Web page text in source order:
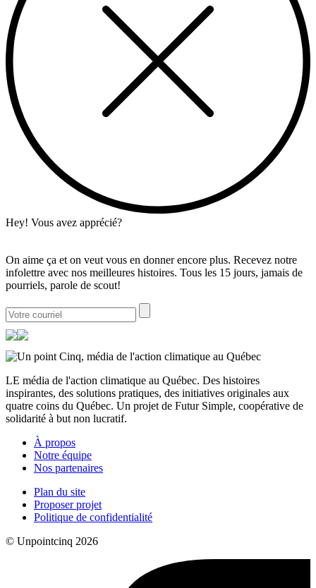
Hey! Vous avez apprécié?
On aime ça et on veut vous en donner encore plus. Recevez notre
infolettre avec nos meilleures histoires. Tous les 15 jours, jamais de
pourriels, parole de scout!
LE média de l'action climatique au Québec. Des histoires
inspirantes, des solutions pratiques, des initiatives originales aux
quatre coins du Québec. Un projet de Futur Simple, coopérative de
solidarité à but non lucratif.
À propos
Notre équipe
Nos partenaires
Plan du site
Proposer projet
Politique de confidentialité
© Unpointcinq 2026